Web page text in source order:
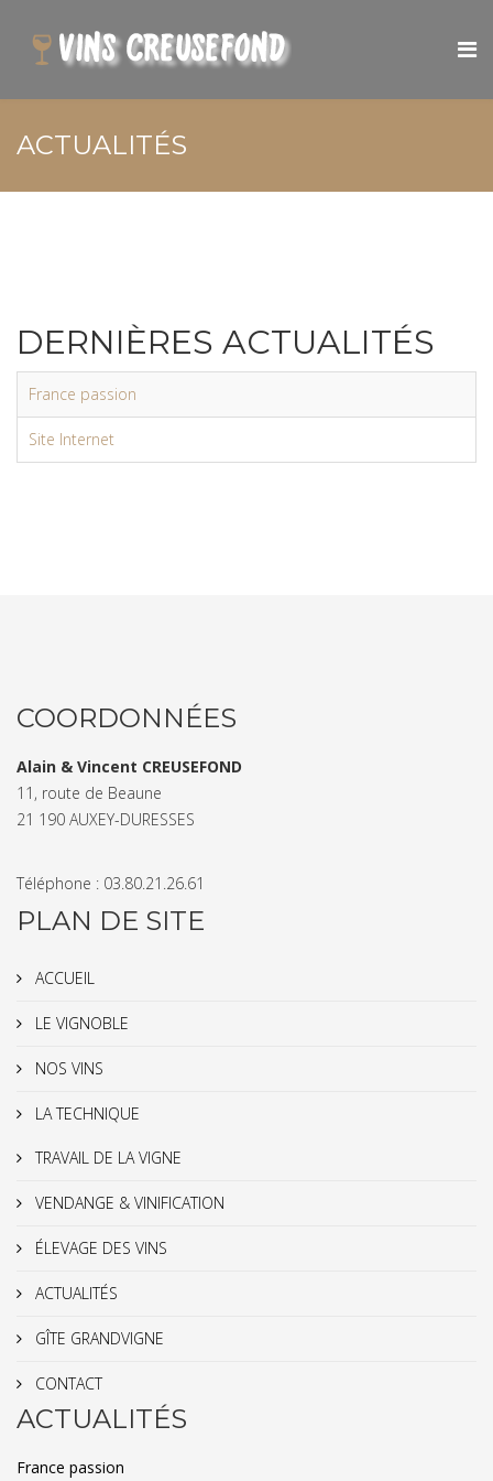
ACTUALITÉS
DERNIÈRES ACTUALITÉS
France passion
Site Internet
COORDONNÉES
Alain & Vincent CREUSEFOND
11, route de Beaune
21 190 AUXEY-DURESSES
Téléphone : 03.80.21.26.61
PLAN DE SITE
ACCUEIL
LE VIGNOBLE
NOS VINS
LA TECHNIQUE
TRAVAIL DE LA VIGNE
VENDANGE & VINIFICATION
ÉLEVAGE DES VINS
ACTUALITÉS
GÎTE GRANDVIGNE
CONTACT
ACTUALITÉS
France passion